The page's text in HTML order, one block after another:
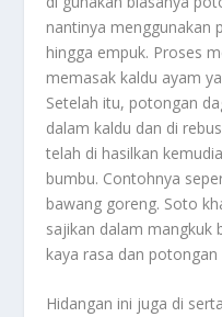
nantinya menggunakan
hingga empuk. Proses
memasak kaldu ayam
Setelah itu, potongan
dalam kaldu dan di
telah di hasilkan
bumbu. Contohnya
bawang goreng. Soto
sajikan dalam mangkuk
kaya rasa dan potongan
Hidangan ini juga di